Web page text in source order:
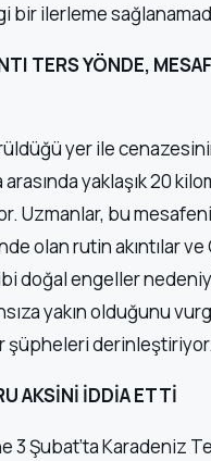
bir ilerleme
TERS YÖNDE,
yer ile
yaklaşık 20
Uzmanlar, bu
olan rutin akıntılar
doğal engeller
yakın olduğunu
şüpheleri derinleştiriyor.
AKSİNİ İDDİA ETTİ
3 Şubat’ta Karadeniz